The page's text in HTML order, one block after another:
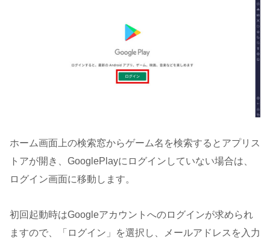
ホーム画面上の検索窓からゲーム名を検索するとアプリス
トアが開き、GooglePlayにログインしていない場合は、
ログイン画面に移動します。
初回起動時はGoogleアカウントへのログインが求められ
ますので、「ログイン」を選択し、メールアドレスを入力